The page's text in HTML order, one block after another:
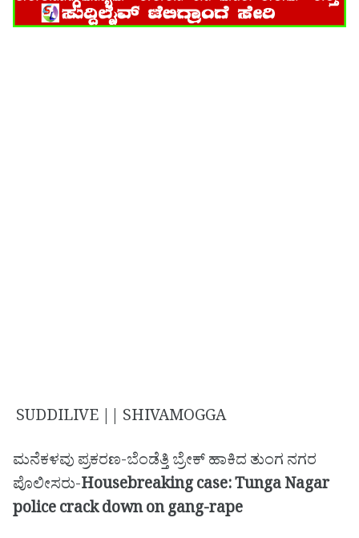
SUDDILIVE || SHIVAMOGGA
ಮನೆಕಳವು ಪ್ರಕರಣ-ಬೆಂಡೆತ್ತಿ ಬ್ರೇಕ್ ಹಾಕಿದ ತುಂಗ ನಗರ
ಪೊಲೀಸರು-Housebreaking case: Tunga Nagar
police crack down on gang-rape